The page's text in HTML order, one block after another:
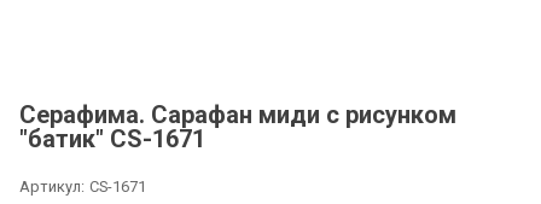
Серафима. Сарафан миди с рисунком
"батик" CS-1671
Артикул: CS-1671